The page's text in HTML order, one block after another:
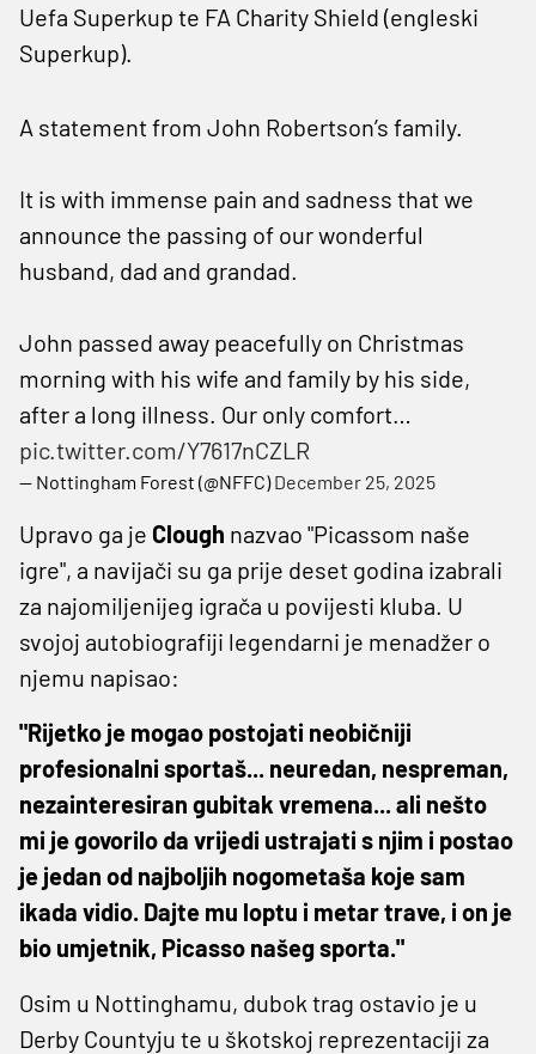
Uefa Superkup te FA Charity Shield (engleski
Superkup).
A statement from John Robertson’s family.
It is with immense pain and sadness that we
announce the passing of our wonderful
husband, dad and grandad.
John passed away peacefully on Christmas
morning with his wife and family by his side,
after a long illness. Our only comfort…
pic.twitter.com/Y7617nCZLR
— Nottingham Forest (@NFFC)December 25, 2025
Upravo ga je Clough nazvao "Picassom naše
igre", a navijači su ga prije deset godina izabrali
za najomiljenijeg igrača u povijesti kluba. U
svojoj autobiografiji legendarni je menadžer o
njemu napisao:
"Rijetko je mogao postojati neobičniji
profesionalni sportaš... neuredan, nespreman,
nezainteresiran gubitak vremena... ali nešto
mi je govorilo da vrijedi ustrajati s njim i postao
je jedan od najboljih nogometaša koje sam
ikada vidio. Dajte mu loptu i metar trave, i on je
bio umjetnik, Picasso našeg sporta."
Osim u Nottinghamu, dubok trag ostavio je u
Derby Countyju te u škotskoj reprezentaciji za